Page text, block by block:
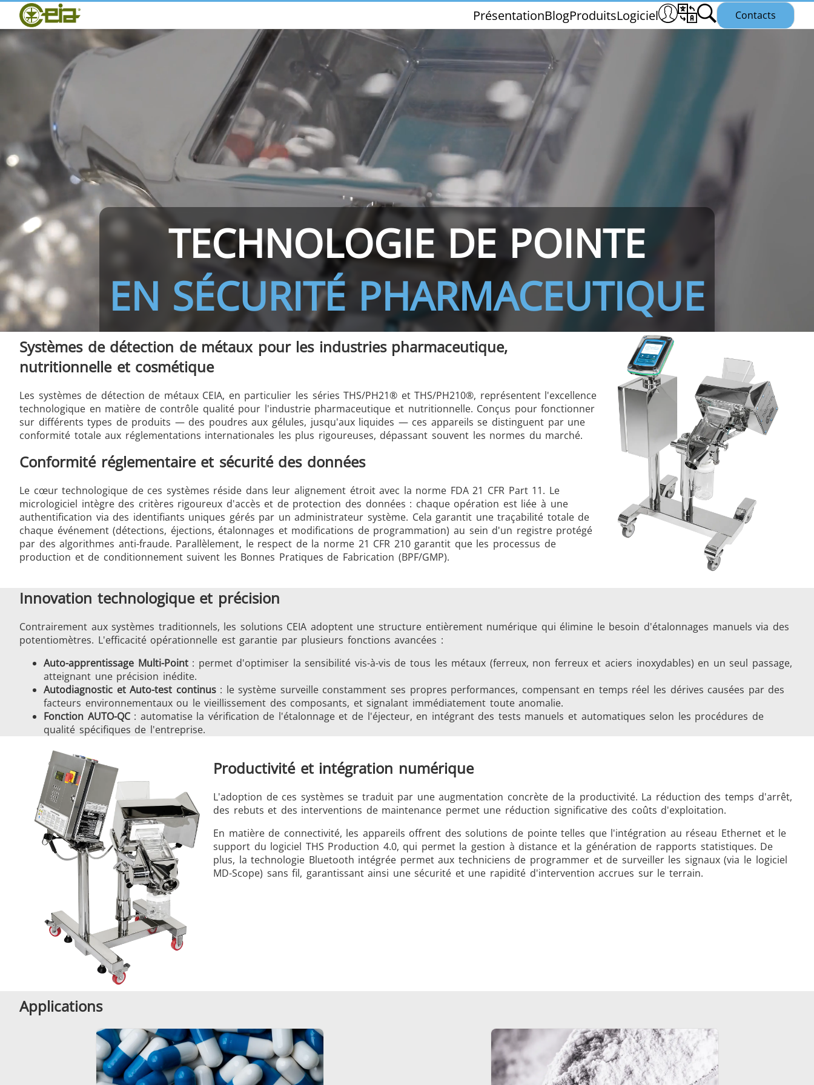
PrésentationBlogProduitsLogiciel Contacts
Home
CEIA
Distributeurs
Salons et Événements
THS/PH210 THS/PH210-FFV THS/PH21ET
THS/PH21N-FB THS/PH21N-FFV THS/PH21N-D25
THS/FBB THS/MBB THS/GMS21 THS/G21
THS Production 4.0 MD-SCOPE
TECHNOLOGIE DE POINTE
EN SÉCURITÉ PHARMACEUTIQUE
Systèmes de détection de métaux pour les industries pharmaceutique,
nutritionnelle et cosmétique
Les systèmes de détection de métaux CEIA, en particulier les séries THS/PH21® et THS/PH210®, représentent l'excellence
technologique en matière de contrôle qualité pour l'industrie pharmaceutique et nutritionnelle. Conçus pour fonctionner
sur différents types de produits — des poudres aux gélules, jusqu'aux liquides — ces appareils se distinguent par une
conformité totale aux réglementations internationales les plus rigoureuses, dépassant souvent les normes du marché.
Conformité réglementaire et sécurité des données
Le cœur technologique de ces systèmes réside dans leur alignement étroit avec la norme FDA 21 CFR Part 11. Le
micrologiciel intègre des critères rigoureux d'accès et de protection des données : chaque opération est liée à une
authentification via des identifiants uniques gérés par un administrateur système. Cela garantit une traçabilité totale de
chaque événement (détections, éjections, étalonnages et modifications de programmation) au sein d'un registre protégé
par des algorithmes anti-fraude. Parallèlement, le respect de la norme 21 CFR 210 garantit que les processus de
production et de conditionnement suivent les Bonnes Pratiques de Fabrication (BPF/GMP).
Innovation technologique et précision
Contrairement aux systèmes traditionnels, les solutions CEIA adoptent une structure entièrement numérique qui élimine le besoin d'étalonnages manuels via des
potentiomètres. L'efficacité opérationnelle est garantie par plusieurs fonctions avancées :
Auto-apprentissage Multi-Point: permet d'optimiser la sensibilité vis-à-vis de tous les métaux (ferreux, non ferreux et aciers inoxydables) en un seul passage,
atteignant une précision inédite.
Autodiagnostic et Auto-test continus: le système surveille constamment ses propres performances, compensant en temps réel les dérives causées par des
facteurs environnementaux ou le vieillissement des composants, et signalant immédiatement toute anomalie.
Fonction AUTO-QC: automatise la vérification de l'étalonnage et de l'éjecteur, en intégrant des tests manuels et automatiques selon les procédures de
qualité spécifiques de l'entreprise.
Productivité et intégration numérique
L'adoption de ces systèmes se traduit par une augmentation concrète de la productivité. La réduction des temps d'arrêt,
des rebuts et des interventions de maintenance permet une réduction significative des coûts d'exploitation.
En matière de connectivité, les appareils offrent des solutions de pointe telles que l'intégration au réseau Ethernet et le
support du logiciel THS Production 4.0, qui permet la gestion à distance et la génération de rapports statistiques. De
plus, la technologie Bluetooth intégrée permet aux techniciens de programmer et de surveiller les signaux (via le logiciel
MD-Scope) sans fil, garantissant ainsi une sécurité et une rapidité d'intervention accrues sur le terrain.
Applications